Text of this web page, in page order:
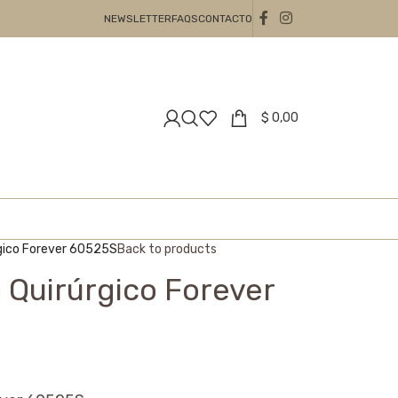
NEWSLETTERFAQSCONTACTO
$ 0,00
Forever 60525SBack to products
Forever